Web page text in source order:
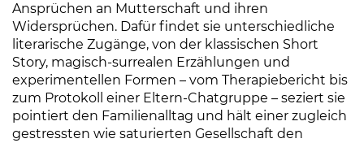
Ansprüchen an Mutterschaft und ihren
Widersprüchen. Dafür findet sie unterschiedliche
literarische Zugänge, von der klassischen Short
Story, magisch-surrealen Erzählungen und
experimentellen Formen – vom Therapiebericht bis
zum Protokoll einer Eltern-Chatgruppe – seziert sie
pointiert den Familienalltag und hält einer zugleich
gestressten wie saturierten Gesellschaft den